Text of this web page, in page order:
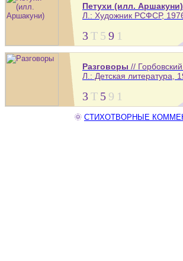
Петухи (илл. Аршакуни)
Л.: Художник РСФСР,
3Т 5 9 1
Разговоры //
Л.: Детская литература,
3Т 5 9 1
🌞 СТИХОТВОРНЫЕ